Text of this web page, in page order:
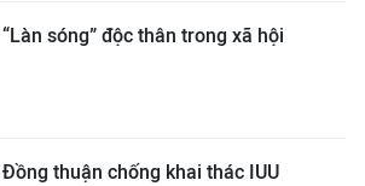
“Làn sóng” độc thân trong xã hội
Đồng thuận chống khai thác IUU